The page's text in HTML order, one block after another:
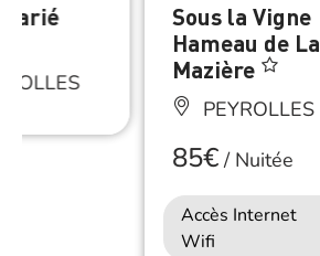
Sous la Vigne
Hameau de La
Mazière
PEYROLLES
85€/Nuitée
Accès Internet
Wifi